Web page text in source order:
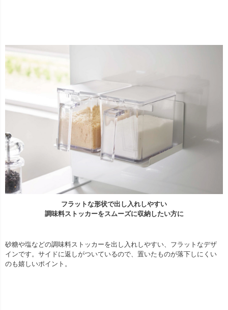
フラットな形状で出し入れしやすい
調味料ストッカーをスムーズに収納したい方に
砂糖や塩などの調味料ストッカーを出し入れしやすい、フラットなデザ
インです。サイドに返しがついているので、置いたものが落下しにくい
のも嬉しいポイント。